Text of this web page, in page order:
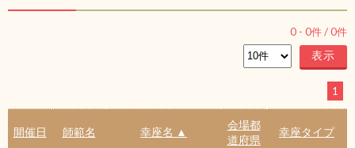
0 - 0件 /0件
1
開催日 師範名 幸座名 ▲
会場都
道府県
幸座タイプ